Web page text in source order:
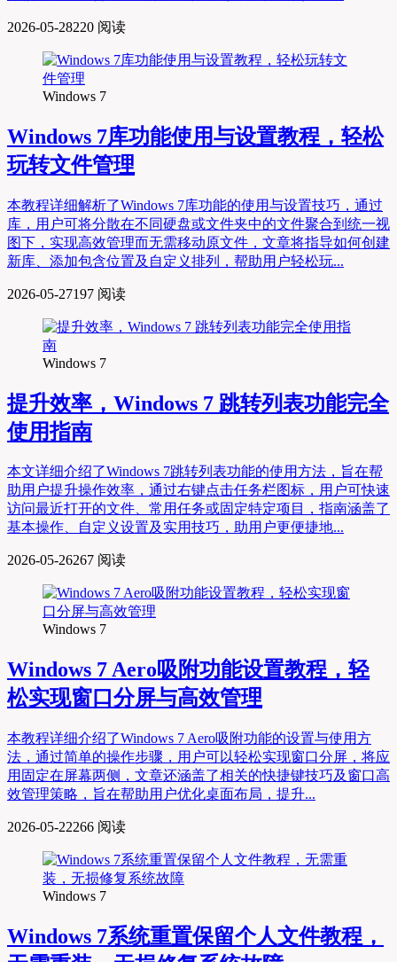
2026-05-28220 阅读
Windows 7
Windows 7库功能使用与设置教程，轻松
玩转文件管理
本教程详细解析了Windows 7库功能的使用与设置技巧，通过
库，用户可将分散在不同硬盘或文件夹中的文件聚合到统一视
图下，实现高效管理而无需移动原文件，文章将指导如何创建
新库、添加包含位置及自定义排列，帮助用户轻松玩...
2026-05-27197 阅读
Windows 7
提升效率，Windows 7 跳转列表功能完全
使用指南
本文详细介绍了Windows 7跳转列表功能的使用方法，旨在帮
助用户提升操作效率，通过右键点击任务栏图标，用户可快速
访问最近打开的文件、常用任务或固定特定项目，指南涵盖了
基本操作、自定义设置及实用技巧，助用户更便捷地...
2026-05-26267 阅读
Windows 7
Windows 7 Aero吸附功能设置教程，轻
松实现窗口分屏与高效管理
本教程详细介绍了Windows 7 Aero吸附功能的设置与使用方
法，通过简单的操作步骤，用户可以轻松实现窗口分屏，将应
用固定在屏幕两侧，文章还涵盖了相关的快捷键技巧及窗口高
效管理策略，旨在帮助用户优化桌面布局，提升...
2026-05-22266 阅读
Windows 7
Windows 7系统重置保留个人文件教程，